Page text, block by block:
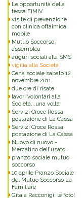
Le opportunità della
tessa FIMIV
visite di prevenzione
con clinica oftalmica
mobile
Mutuo Soccorso:
assemblea
auguri sociali alla SMS
vigilia alla Società
Cena sociale sabato 12
novembre 2011
due ore di risate
lavori volontari alla
Società...una volta
Servizi Croce Rossa
postazione di La Cassa
Servizi Croce Rossa
postazione di La Cassa
Nuovo di nuovo -
Mercatino dell'usato
pranzo sociale mutuo
soccorso
10 aprile Pranzo Sociale
del Mutuo Soccorso La
Familiare
Gita a Racconigi: le foto!